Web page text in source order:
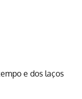
e dos laços